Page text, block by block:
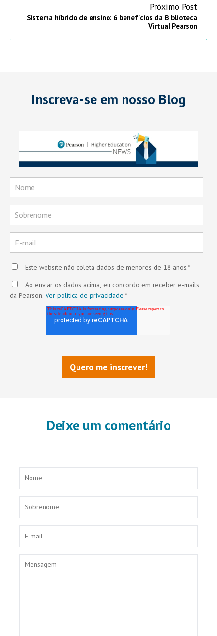
Próximo Post
Sistema híbrido de ensino: 6 benefícios da Biblioteca
Virtual Pearson
Inscreva-se em nosso Blog
Este website não coleta dados de menores de 18 anos.*
Ao enviar os dados acima, eu concordo em receber e-mails
da Pearson. Ver política de privacidade.*
Deixe um comentário